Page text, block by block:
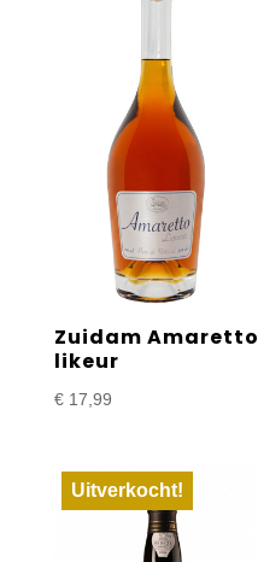
Zuidam Amaretto
likeur
€17,99
Uitverkocht!